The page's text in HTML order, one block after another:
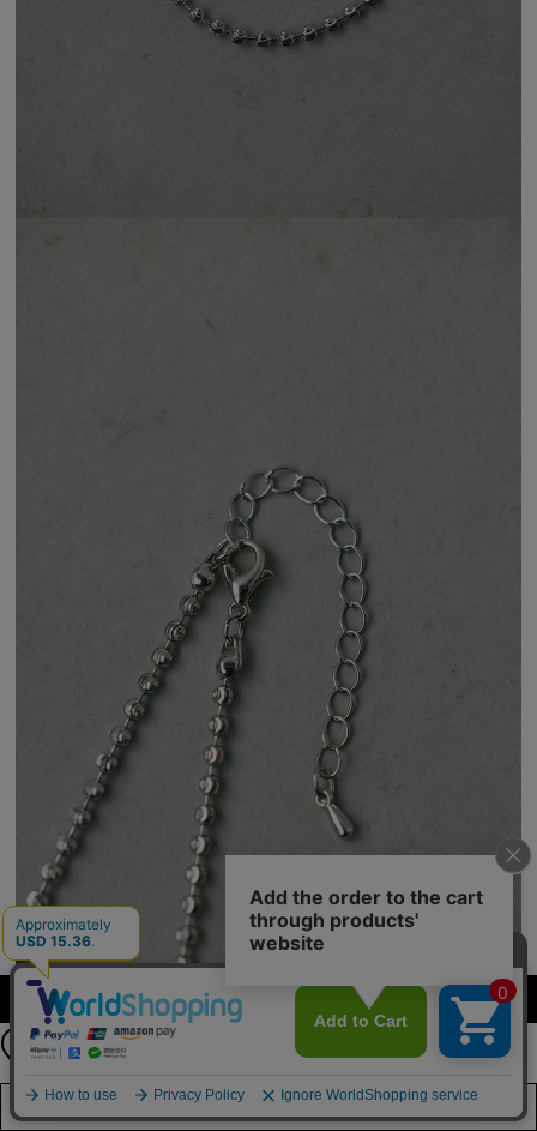
カラーを選択する（フリーサイズ）
店舗在庫を見る
公式LINEアカウント
お友達登録で
最新情報を配信中
詳しくはこちら